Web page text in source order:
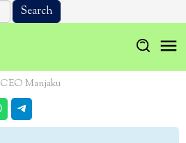
CEO Manjaku